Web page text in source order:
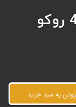
مته ته گرد HSS قطر 4.7 روکو
به سبد خرید